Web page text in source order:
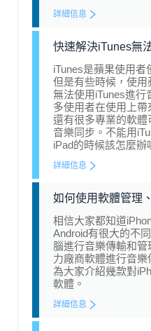
詳細信息
快速解決iTunes無
iTunes是蘋果使用者
但是有些時候，使
無法使用iTunes進行
多使用者在使用上
還有很多專業的軟
音樂同步。不能用
iPad的時候該怎麼辦
詳細信息
如何使用軟體管理
相信大家都知道
Android有很大的不
腦進行音樂傳輸和
力廠商軟體進行音
為大家介紹幾款對
軟體。
詳細信息